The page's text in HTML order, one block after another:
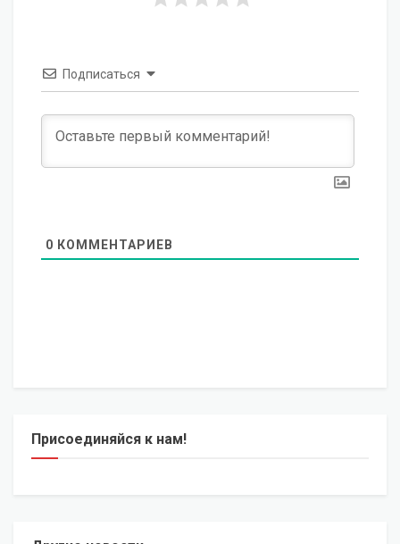
Подписаться
0 КОММЕНТАРИЕВ
Присоединяйся к нам!